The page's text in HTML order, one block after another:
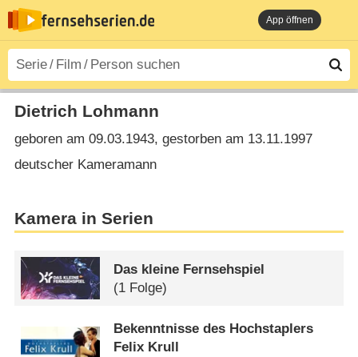
App öffnen
Dietrich Lohmann
geboren am 09.03.1943, gestorben am 13.11.1997
deutscher Kameramann
Kamera in Serien
Das kleine Fernsehspiel
(1 Folge)
Bekenntnisse des Hochstaplers
Felix Krull